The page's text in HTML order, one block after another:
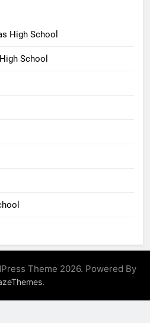
High School
School
Theme 2026. Powered By
.